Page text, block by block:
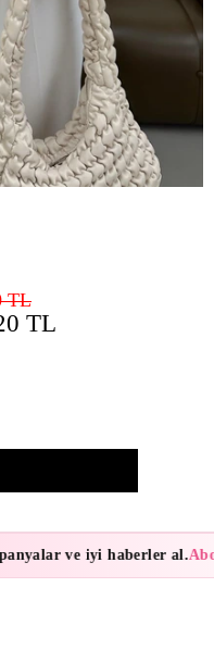
TL
TL
ve iyi haberler al.